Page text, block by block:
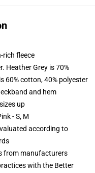
rich fleece
Heather Grey is 70%
60% cotton, 40% polyester
and hem
up
- S, M
according to
from manufacturers
with the Better